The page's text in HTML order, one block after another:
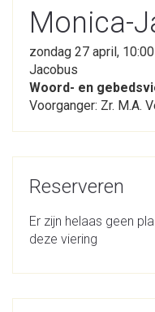
Monica-
zondag 27 april,
Jacobus
Woord- en
Voorganger: Zr. M.A.
Reserveren
Er zijn helaas geen
deze viering